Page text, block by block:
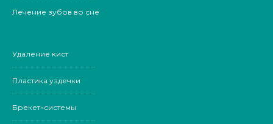
Лечение зубов во сне
Удаление кист
Пластика уздечки
Брекет-системы